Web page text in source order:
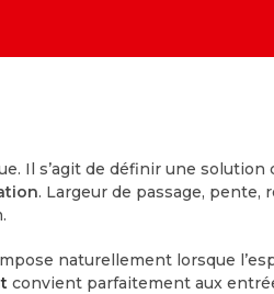
Il s’agit de définir une solution
. Largeur de passage,
naturellement lorsque
convient parfaitement aux